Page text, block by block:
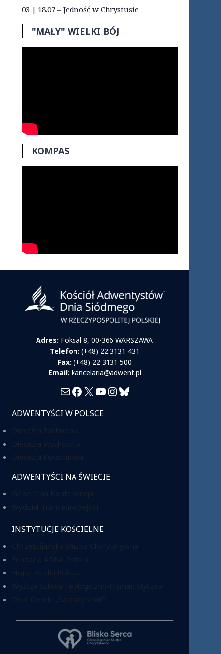
03 | 18.07 – Jedność w Chrystusie
"MAŁY" WIELKI BÓJ
KOMPAS
Adres: Foksal 8, 00-366 WARSZAWA
Telefon: (+48) 22 3131 431
Fax: (+48) 22 3131 500
Email: kancelaria@adwent.pl
MailFacebook
X YouTube
Instagram
Bluesky
ADWENTYŚCI W POLSCE
ADWENTYŚCI NA ŚWIECIE
INSTYTUCJE KOŚCIELNE